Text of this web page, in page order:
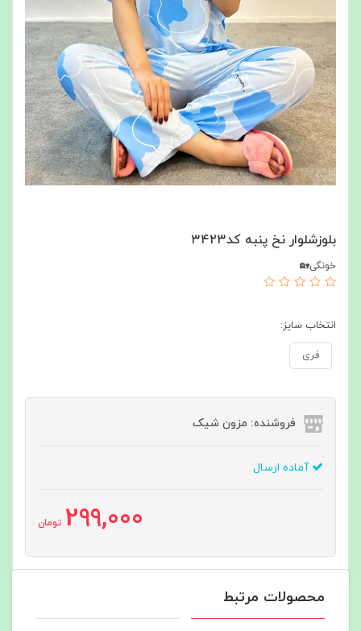
بلوزشلوار نخ پنبه کد۳۴۲۳
خونگی🏡
انتخاب سایز:
فری
فروشنده: مزون شیک
آماده ارسال
299,000 تومان
محصولات مرتبط